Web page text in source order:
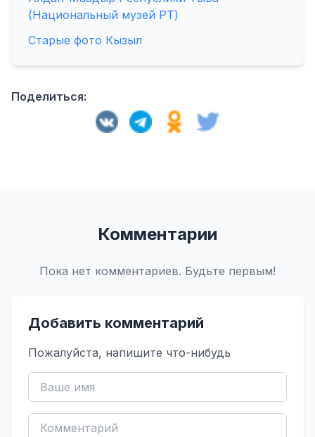
(Национальный музей РТ)
Старые фото Кызыл
Поделиться:
Комментарии
Пока нет комментариев. Будьте первым!
Добавить комментарий
Пожалуйста, напишите что-нибудь